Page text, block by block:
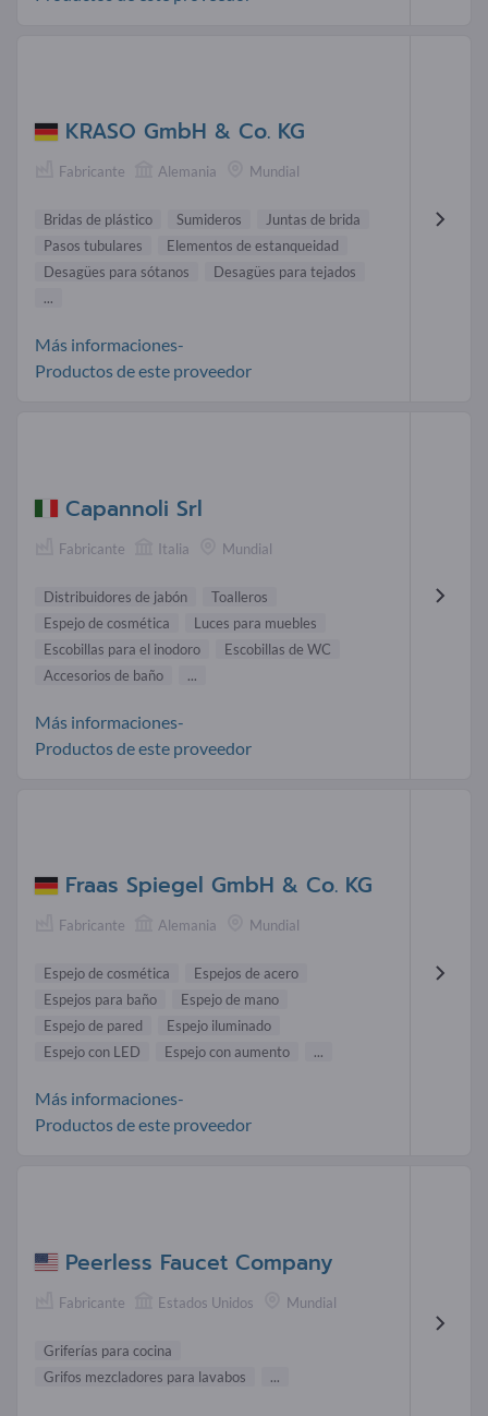
KRASO GmbH & Co. KG
Fabricante Alemania Mundial
Bridas de plástico Sumideros
Juntas de brida
Pasos tubulares
Elementos de estanqueidad
Desagües para sótanos
Desagües para tejados
...
Más informaciones-
Productos de este proveedor
Capannoli Srl
Fabricante Italia Mundial
Distribuidores de jabón
Toalleros
Espejo de cosmética
Luces para muebles
Escobillas para el inodoro
Escobillas de WC
Accesorios de baño
...
Más informaciones-
Productos de este proveedor
Fraas Spiegel GmbH & Co. KG
Fabricante Alemania Mundial
Espejo de cosmética
Espejos de acero
Espejos para baño
Espejo de mano
Espejo de pared
Espejo iluminado
Espejo con LED
Espejo con aumento ...
Más informaciones-
Productos de este proveedor
Peerless Faucet Company
Fabricante Estados Unidos Mundial
Griferías para cocina
Grifos mezcladores para lavabos
...